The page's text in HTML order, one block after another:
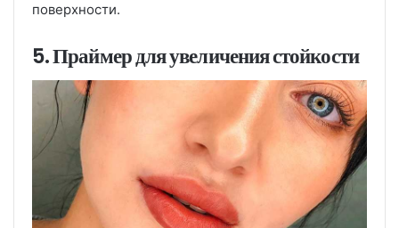
поверхности.
5. Праймер для увеличения стойкости